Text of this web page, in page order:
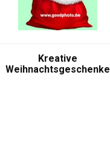
Kreative
Weihnachtsgeschenke